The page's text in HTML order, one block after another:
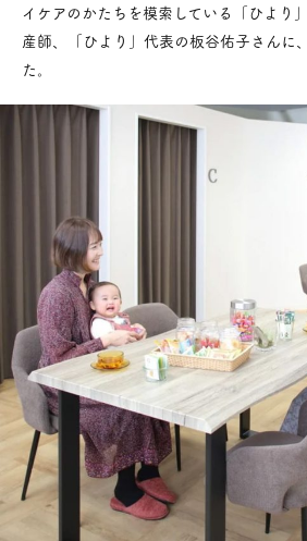
イケアのかたちを模索している「ひより
産師、「ひより」代表の板谷佑子さんに
た。